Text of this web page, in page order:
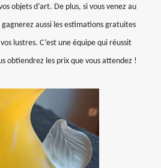
objets d’art. De plus, si vous venez au
aussi les estimations gratuites
lustres. C’est une équipe qui réussit
obtiendrez les prix que vous attendez !